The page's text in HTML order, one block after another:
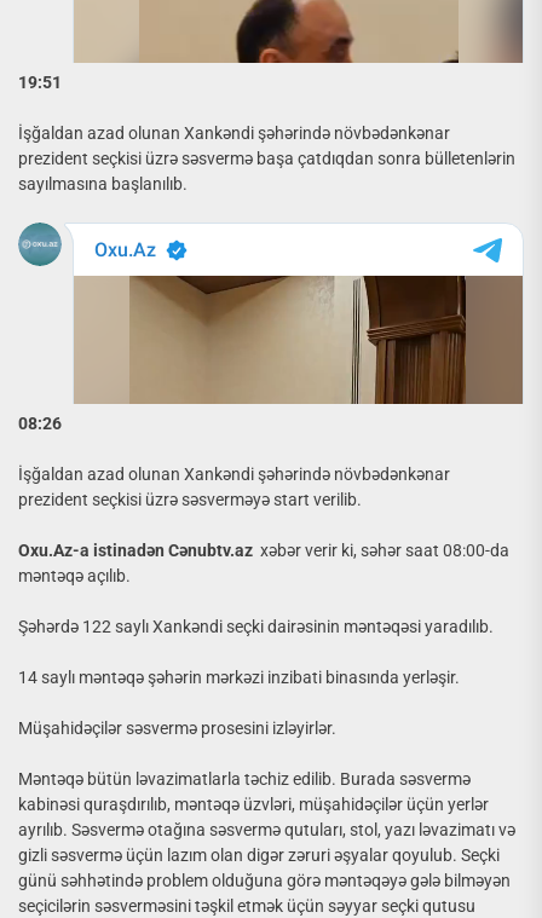
19:51
İşğaldan azad olunan Xankəndi şəhərində növbədənkənar
prezident seçkisi üzrə səsvermə başa çatdıqdan sonra bülletenlərin
sayılmasına başlanılıb.
08:26
İşğaldan azad olunan Xankəndi şəhərində növbədənkənar
prezident seçkisi üzrə səsverməyə start verilib.
Oxu.Az-a istinadən Cənubtv.az xəbər verir ki, səhər saat 08:00-da
məntəqə açılıb.
Şəhərdə 122 saylı Xankəndi seçki dairəsinin məntəqəsi yaradılıb.
14 saylı məntəqə şəhərin mərkəzi inzibati binasında yerləşir.
Müşahidəçilər səsvermə prosesini izləyirlər.
Məntəqə bütün ləvazimatlarla təchiz edilib. Burada səsvermə
kabinəsi quraşdırılıb, məntəqə üzvləri, müşahidəçilər üçün yerlər
ayrılıb. Səsvermə otağına səsvermə qutuları, stol, yazı ləvazimatı və
gizli səsvermə üçün lazım olan digər zəruri əşyalar qoyulub. Seçki
günü səhhətində problem olduğuna görə məntəqəyə gələ bilməyən
seçicilərin səsverməsini təşkil etmək üçün səyyar seçki qutusu